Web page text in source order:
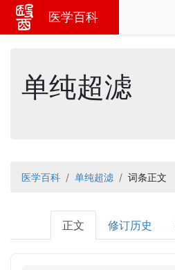
医学百科
单纯超滤
医学百科 单纯超滤 词条正文
正文 修订历史